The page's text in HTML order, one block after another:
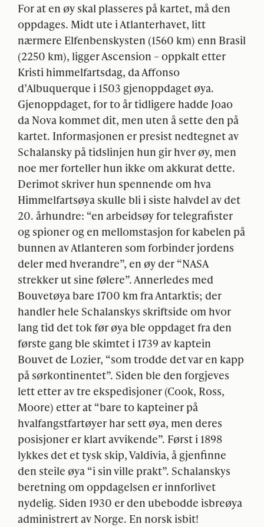
For at en øy skal plasseres på kartet, må den
oppdages. Midt ute i Atlanterhavet, litt
nærmere Elfenbenskysten (1560 km) enn Brasil
(2250 km), ligger Ascension – oppkalt etter
Kristi himmelfartsdag, da Affonso
d’Albuquerque i 1503 gjenoppdaget øya.
Gjenoppdaget, for to år tidligere hadde Joao
da Nova kommet dit, men uten å sette den på
kartet. Informasjonen er presist nedtegnet av
Schalansky på tidslinjen hun gir hver øy, men
noe mer forteller hun ikke om akkurat dette.
Derimot skriver hun spennende om hva
Himmelfartsøya skulle bli i siste halvdel av det
20. århundre: “en arbeidsøy for telegrafister
og spioner og en mellomstasjon for kabelen på
bunnen av Atlanteren som forbinder jordens
deler med hverandre”, en øy der “NASA
strekker ut sine følere”. Annerledes med
Bouvetøya bare 1700 km fra Antarktis; der
handler hele Schalanskys skriftside om hvor
lang tid det tok før øya ble oppdaget fra den
første gang ble skimtet i 1739 av kaptein
Bouvet de Lozier, “som trodde det var en kapp
på sørkontinentet”. Siden ble den forgjeves
lett etter av tre ekspedisjoner (Cook, Ross,
Moore) etter at “bare to kapteiner på
hvalfangstfartøyer har sett øya, men deres
posisjoner er klart avvikende”. Først i 1898
lykkes det et tysk skip, Valdivia, å gjenfinne
den steile øya “i sin ville prakt”. Schalanskys
beretning om oppdagelsen er innforlivet
nydelig. Siden 1930 er den ubebodde isbreøya
administrert av Norge. En norsk isbit!